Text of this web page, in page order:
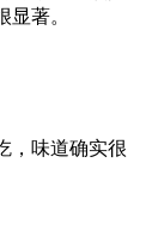
著。
，味道确实很